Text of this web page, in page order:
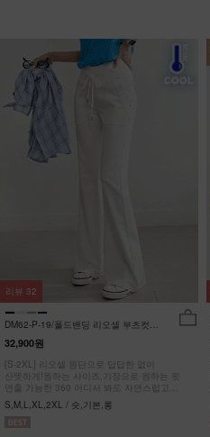
DM62-P-19/폴드밴딩 리오셀 부츠컷팬
츠_HR
32,900원
[S-2XL] 리오셀 원단으로 답답한 없이
산뜻하게!원하는 사이즈,기장으로 원하는 핏
연출 가능한 360 어디서 봐도 자연스럽고
균형잡힌 부츠컷 팬츠
S,M,L,XL,2XL / 숏,기본,롱
리뷰 32